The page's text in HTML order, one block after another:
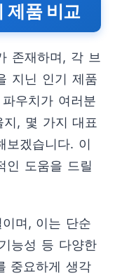
제품 비교
존재하며, 각 브
지닌 인기 제품
우치가 여러분
, 몇 가지 대표
보겠습니다. 이
인 도움을 드릴
며, 이는 단순
능성 등 다양한
중요하게 생각